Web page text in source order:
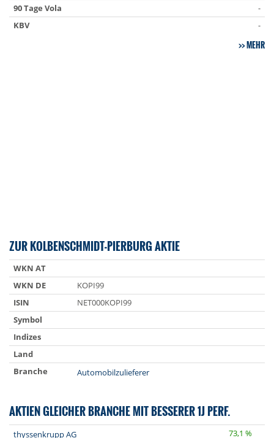
90 Tage Vola
-
KBV
-
MEHR
ZUR KOLBENSCHMIDT-PIERBURG AKTIE
WKN AT
WKN DE
KOPI99
ISIN
NET000KOPI99
Symbol
Indizes
Land
Branche
Automobilzulieferer
AKTIEN GLEICHER BRANCHE MIT BESSERER 1J PERF.
thyssenkrupp AG
73,1 %